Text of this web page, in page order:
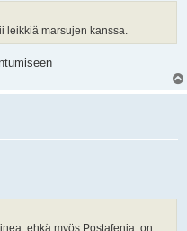
leikkiä marsujen kanssa.
ehkä myös Postafenia, on